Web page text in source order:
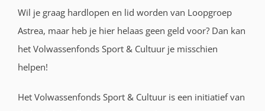
Wil je graag hardlopen en lid worden van Loopgroep
Astrea, maar heb je hier helaas geen geld voor? Dan kan
het Volwassenfonds Sport & Cultuur je misschien
helpen!
Het Volwassenfonds Sport & Cultuur is een initiatief van